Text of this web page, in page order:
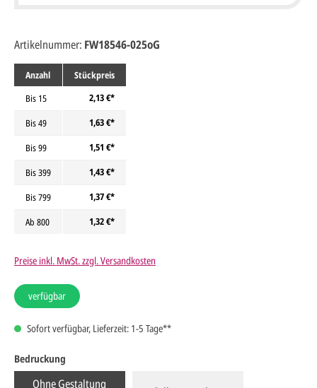
Anzahl
Stückpreis
Bis 15
2,13 €*
Bis49
1,63 €*
Bis99
1,51 €*
Bis399
1,43 €*
Bis799
1,37 €*
Ab 800 1,32 €*
Preise inkl. MwSt. zzgl. Versandkosten
verfügbar
Sofort verfügbar, Lieferzeit: 1-5 Tage**
Bedruckung
Ohne Gestaltung
Artikelnummer: FW18546-025oG